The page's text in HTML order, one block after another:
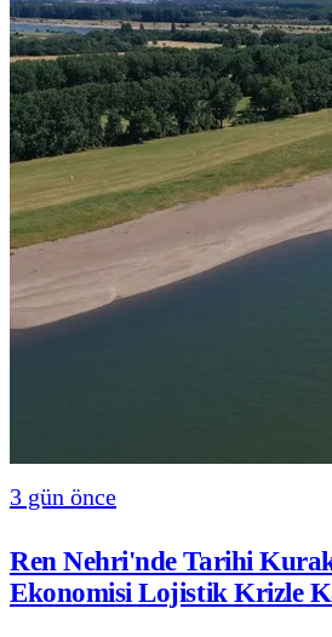
3 gün önce
Ren Nehri'nde Tarihi
Ekonomisi Lojistik Krizle